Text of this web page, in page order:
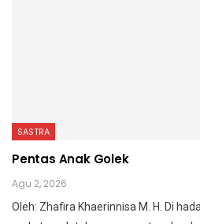
SASTRA
Pentas Anak Golek
Agu 2, 2026
Oleh: Zhafira Khaerinnisa M. H.
Di